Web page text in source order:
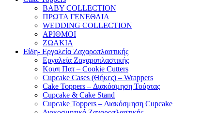
BABY COLLECTION
ΠΡΩΤΑ ΓΕΝΕΘΛΙΑ
WEDDING COLLECTION
ΑΡΙΘΜΟΙ
ΖΩΑΚΙΑ
Είδη- Εργαλεία Ζαχαροπλαστικής
Εργαλεία Ζαχαροπλαστικής
Κουπ Πατ – Cookie Cutters
Cupcake Cases (Θήκες) – Wrappers
Cake Toppers – Διακόσμηση Τούρτας
Cupcake & Cake Stand
Cupcake Toppers – Διακόσμηση Cupcake